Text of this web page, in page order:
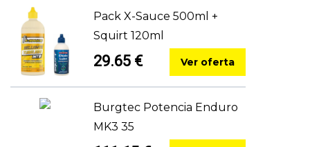
Pack X-Sauce 500ml +
Squirt 120ml
29.65 € Ver oferta
Burgtec Potencia Enduro
MK3 35